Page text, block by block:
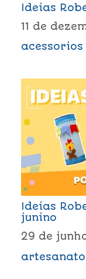
Ideias
11 de
acessorios
Ideias
junino
29 de
artesanato